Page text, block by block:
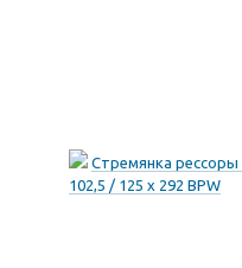
Стремянка рессоры
102,5 / 125 x 292 BPW